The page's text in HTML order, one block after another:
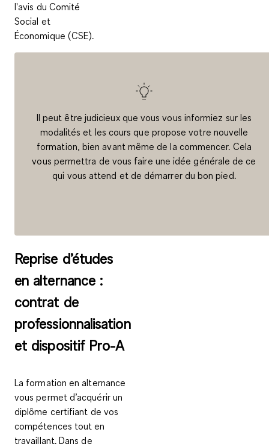
l'avis du Comité
Social et
Économique (CSE).
Il peut être judicieux que vous vous informiez sur les
modalités et les cours que propose votre nouvelle
formation, bien avant même de la commencer. Cela
vous permettra de vous faire une idée générale de ce
qui vous attend et de démarrer du bon pied.
Reprise d’études
en alternance :
contrat de
professionnalisation
et dispositif Pro-A
La formation en alternance
vous permet d’acquérir un
diplôme certifiant de vos
compétences tout en
travaillant. Dans de